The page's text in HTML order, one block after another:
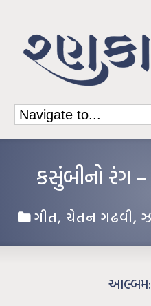
કસુંબીનો રંગ
ગીત, ચેતન ગઢવી,
આલ્બમ: